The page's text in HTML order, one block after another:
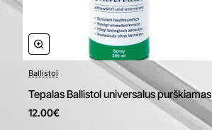
Ballistol
Tepalas Ballistol universalus purškiamas
12.00€